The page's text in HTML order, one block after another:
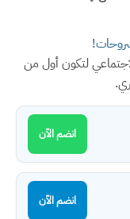
لتكون أول من
انضم الآن
انضم الآن